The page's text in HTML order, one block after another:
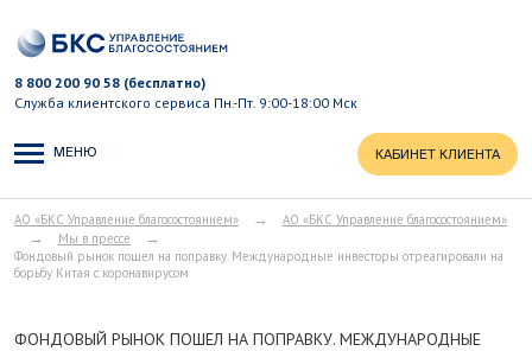
8 800 200 90 58 (бесплатно)
Служба клиентского сервиса Пн.-Пт. 9:00-18:00 Мск
КАБИНЕТ КЛИЕНТА
МЕНЮ
АО «БКС Управление благосостоянием» → АО «БКС Управление благосостоянием»
→ Мы в прессе →
Фондовый рынок пошел на поправку. Международные инвесторы отреагировали на
борьбу Китая с коронавирусом
ФОНДОВЫЙ РЫНОК ПОШЕЛ НА ПОПРАВКУ. МЕЖДУНАРОДНЫЕ